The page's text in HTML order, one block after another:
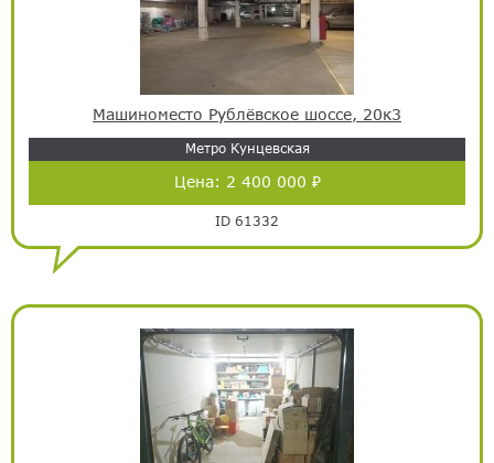
Машиноместо Рублёвское шоссе, 20к3
Метро Кунцевская
Цена: 2 400 000 ₽
ID 61332